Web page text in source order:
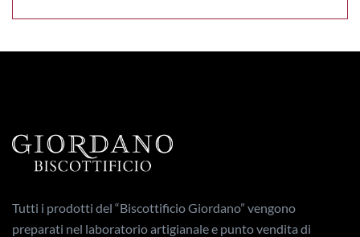
Tutti i prodotti del “Biscottificio Giordano” vengono
preparati nel laboratorio artigianale e punto vendita di